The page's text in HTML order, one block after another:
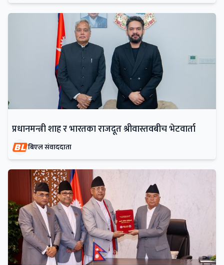
प्रधानमन्त्री शाह र भारतका राजदूत श्रीवास्तवबीच भेटवार्ता
बिएल संवाददाता